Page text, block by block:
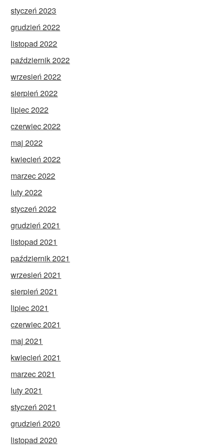
styczeń 2023
grudzień 2022
listopad 2022
październik 2022
wrzesień 2022
sierpień 2022
lipiec 2022
czerwiec 2022
maj 2022
kwiecień 2022
marzec 2022
luty 2022
styczeń 2022
grudzień 2021
listopad 2021
październik 2021
wrzesień 2021
sierpień 2021
lipiec 2021
czerwiec 2021
maj 2021
kwiecień 2021
marzec 2021
luty 2021
styczeń 2021
grudzień 2020
listopad 2020